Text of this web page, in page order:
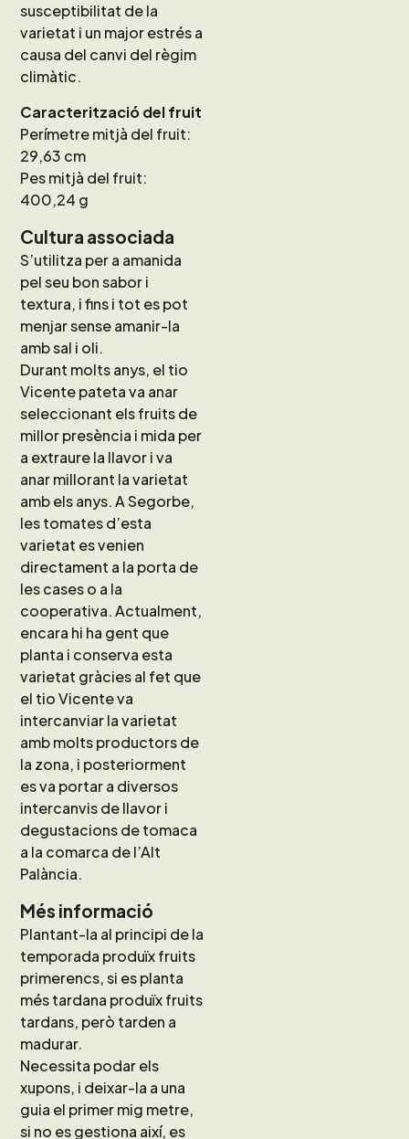
susceptibilitat de la
varietat i un major estrés a
causa del canvi del règim
climàtic.
Caracterització del fruit
Perímetre mitjà del fruit:
29,63 cm
Pes mitjà del fruit:
400,24 g
Cultura associada
S’utilitza per a amanida
pel seu bon sabor i
textura, i fins i tot es pot
menjar sense amanir-la
amb sal i oli.
Durant molts anys, el tio
Vicente pateta va anar
seleccionant els fruits de
millor presència i mida per
a extraure la llavor i va
anar millorant la varietat
amb els anys. A Segorbe,
les tomates d’esta
varietat es venien
directament a la porta de
les cases o a la
cooperativa. Actualment,
encara hi ha gent que
planta i conserva esta
varietat gràcies al fet que
el tio Vicente va
intercanviar la varietat
amb molts productors de
la zona, i posteriorment
es va portar a diversos
intercanvis de llavor i
degustacions de tomaca
a la comarca de l’Alt
Palància.
Més informació
Plantant-la al principi de la
temporada produïx fruits
primerencs, si es planta
més tardana produïx fruits
tardans, però tarden a
madurar.
Necessita podar els
xupons, i deixar-la a una
guia el primer mig metre,
si no es gestiona així, es